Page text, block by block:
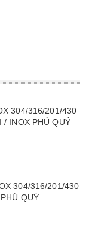
304/316/201/430
/ INOX PHÚ QUÝ
304/316/201/430
QUÝ